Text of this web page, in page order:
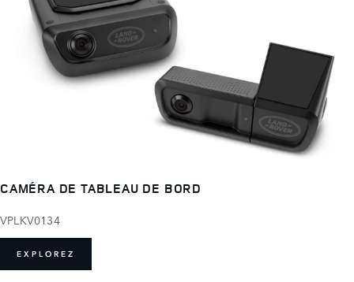
CAMÉRA DE TABLEAU DE BORD
VPLKV0134
EXPLOREZ